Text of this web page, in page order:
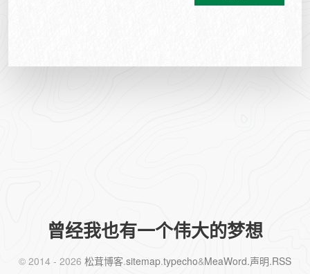
曾经我也有一个伟大的梦想
©️ 2014 - 2026 松茸博客.sitemap.typecho&MeaWord.声明.RSS